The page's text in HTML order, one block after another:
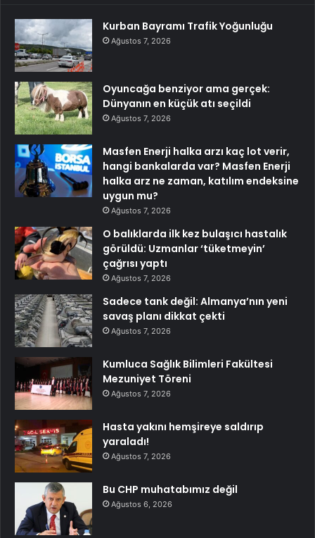
Kurban Bayramı Trafik Yoğunluğu
Ağustos 7, 2026
Oyuncağa benziyor ama gerçek:
Dünyanın en küçük atı seçildi
Ağustos 7, 2026
Masfen Enerji halka arzı kaç lot verir,
hangi bankalarda var? Masfen Enerji
halka arz ne zaman, katılım endeksine
uygun mu?
Ağustos 7, 2026
O balıklarda ilk kez bulaşıcı hastalık
görüldü: Uzmanlar ‘tüketmeyin’
çağrısı yaptı
Ağustos 7, 2026
Sadece tank değil: Almanya’nın yeni
savaş planı dikkat çekti
Ağustos 7, 2026
Kumluca Sağlık Bilimleri Fakültesi
Mezuniyet Töreni
Ağustos 7, 2026
Hasta yakını hemşireye saldırıp
yaraladı!
Ağustos 7, 2026
Bu CHP muhatabımız değil
Ağustos 6, 2026